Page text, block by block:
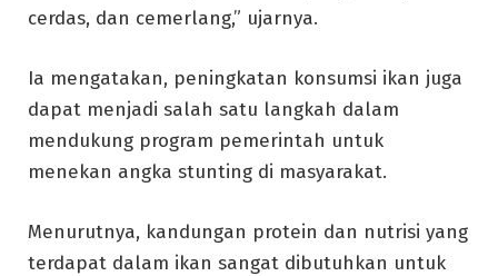
cerdas, dan cemerlang,” ujarnya.
Ia mengatakan, peningkatan konsumsi ikan juga
dapat menjadi salah satu langkah dalam
mendukung program pemerintah untuk
menekan angka stunting di masyarakat.
Menurutnya, kandungan protein dan nutrisi yang
terdapat dalam ikan sangat dibutuhkan untuk